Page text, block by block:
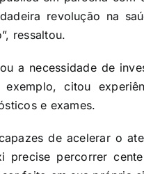
revolução na
ressaltou.
a necessidade de
citou
e exames.
de acelerar o
precise percorrer